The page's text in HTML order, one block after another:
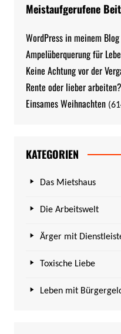
Meistaufgerufene
WordPress in meinem Blog
Ampelüberquerung für
Keine Achtung vor der
Rente oder lieber
Einsames Weihnachten
KATEGORIEN
Das Mietshaus
Die Arbeitswelt
Ärger mit
Toxische Liebe
Leben mit